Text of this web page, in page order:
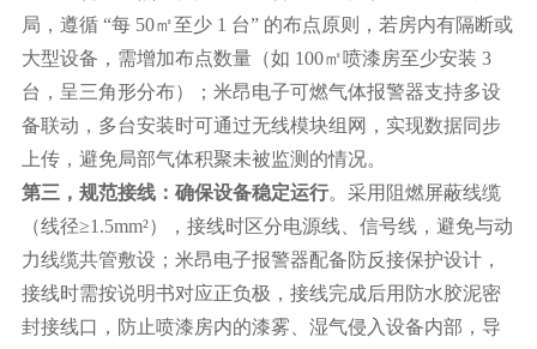
局，遵循 “每 50㎡至少 1 台” 的布点原则，若房内有隔断或
大型设备，需增加布点数量（如 100㎡喷漆房至少安装 3
台，呈三角形分布）；米昂电子可燃气体报警器支持多设
备联动，多台安装时可通过无线模块组网，实现数据同步
上传，避免局部气体积聚未被监测的情况。
第三，规范接线：确保设备稳定运行。采用阻燃屏蔽线缆
（线径≥1.5mm²），接线时区分电源线、信号线，避免与动
力线缆共管敷设；米昂电子报警器配备防反接保护设计，
接线时需按说明书对应正负极，接线完成后用防水胶泥密
封接线口，防止喷漆房内的漆雾、湿气侵入设备内部，导